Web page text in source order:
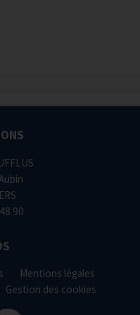
90
Mentions légales
Gestion des cookies